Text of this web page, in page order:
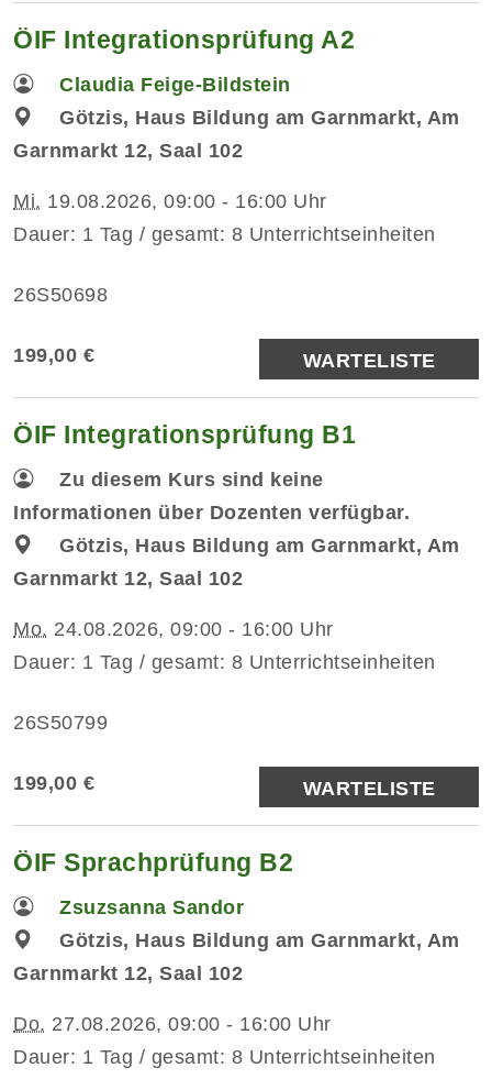
ÖIF Integrationsprüfung A2
Claudia Feige-Bildstein
Götzis, Haus Bildung am Garnmarkt, Am
Garnmarkt 12, Saal 102
Mi. 19.08.2026, 09:00 - 16:00 Uhr
Dauer: 1 Tag / gesamt: 8 Unterrichtseinheiten
26S50698
199,00 € WARTELISTE
ÖIF Integrationsprüfung B1
Zu diesem Kurs sind keine
Informationen über Dozenten verfügbar.
Götzis, Haus Bildung am Garnmarkt, Am
Garnmarkt 12, Saal 102
Mo. 24.08.2026, 09:00 - 16:00 Uhr
Dauer: 1 Tag / gesamt: 8 Unterrichtseinheiten
26S50799
199,00 € WARTELISTE
ÖIF Sprachprüfung B2
Zsuzsanna Sandor
Götzis, Haus Bildung am Garnmarkt, Am
Garnmarkt 12, Saal 102
Do. 27.08.2026, 09:00 - 16:00 Uhr
Dauer: 1 Tag / gesamt: 8 Unterrichtseinheiten